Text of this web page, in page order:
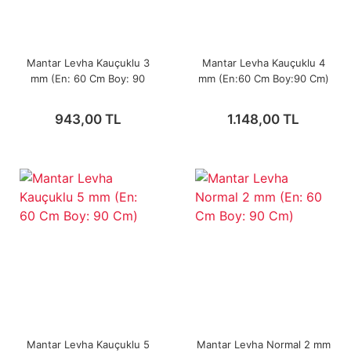
Mantar Levha Kauçuklu 3
mm (En: 60 Cm Boy: 90
943,00 TL
Mantar Levha Kauçuklu 4
mm (En:60 Cm Boy:90 Cm)
1.148,00 TL
Mantar Levha Kauçuklu 5
Mantar Levha Normal 2 mm